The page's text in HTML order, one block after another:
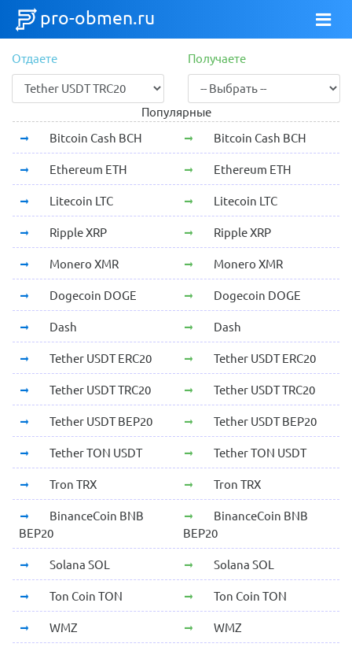
pro-obmen.ru
Отдаете Получаете
Популярные
Bitcoin Cash BCH
Bitcoin Cash BCH
Ethereum ETH Ethereum ETH
Litecoin LTC Litecoin LTC
Ripple XRP Ripple XRP
Monero XMR Monero XMR
Dogecoin DOGE Dogecoin DOGE
Dash Dash
Tether USDT ERC20 Tether USDT ERC20
Tether USDT TRC20 Tether USDT TRC20
Tether USDT BEP20 Tether USDT BEP20
Tether TON USDT Tether TON USDT
Tron TRX Tron TRX
BinanceCoin BNB
BEP20
BinanceCoin BNB
BEP20
Solana SOL Solana SOL
Ton Coin TON Ton Coin TON
WMZ WMZ